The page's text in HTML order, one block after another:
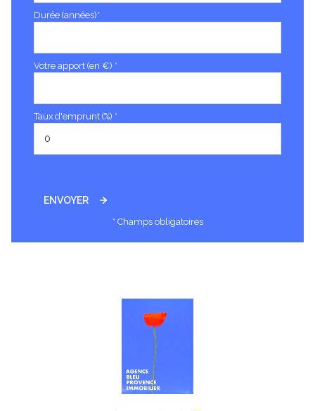
Durée (années)*
Votre apport (en €) *
Taux d'emprunt (%) *
ENVOYER
* Champs obligatoires